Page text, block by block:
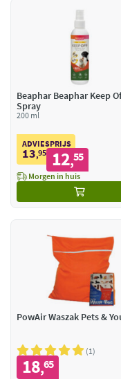
Beaphar Beaphar Keep
Spray
200 ml
ADVIESPRIJS
13,95 12,55
Morgen in huis
PowAir Waszak Pets &
1
18,65